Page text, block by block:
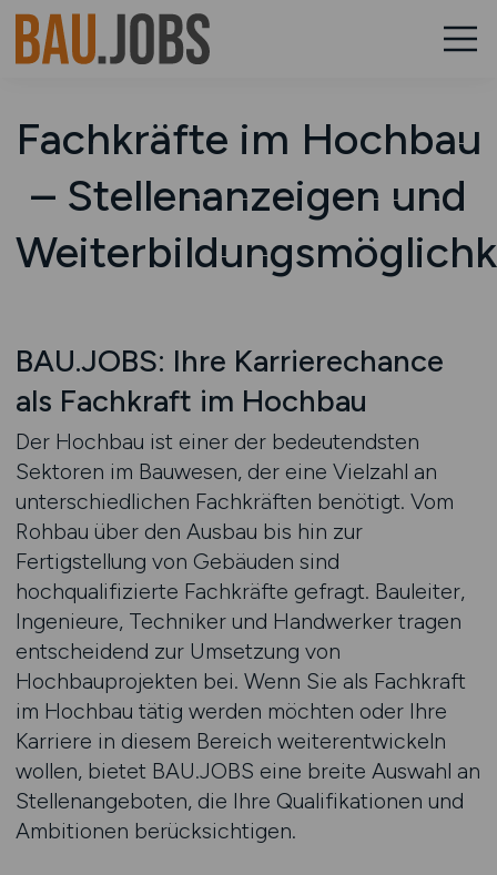
Fachkräfte im Hochbau
– Stellenanzeigen und
BAU.JOBS: Ihre Karrierechance
als Fachkraft im Hochbau
Der Hochbau ist einer der bedeutendsten
Sektoren im Bauwesen, der eine Vielzahl an
unterschiedlichen Fachkräften benötigt. Vom
Rohbau über den Ausbau bis hin zur
Fertigstellung von Gebäuden sind
hochqualifizierte Fachkräfte gefragt. Bauleiter,
Ingenieure, Techniker und Handwerker tragen
entscheidend zur Umsetzung von
Hochbauprojekten bei. Wenn Sie als Fachkraft
im Hochbau tätig werden möchten oder Ihre
Karriere in diesem Bereich weiterentwickeln
wollen, bietet BAU.JOBS eine breite Auswahl an
Stellenangeboten, die Ihre Qualifikationen und
Ambitionen berücksichtigen.